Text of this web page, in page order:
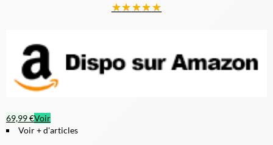
★★★★★
69,99 €Voir
Voir + d'articles